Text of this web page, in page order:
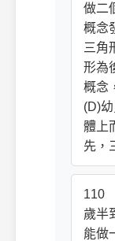
做二
概念
三角
形為
概念
(D)
體上
先，
110
歲半
能做